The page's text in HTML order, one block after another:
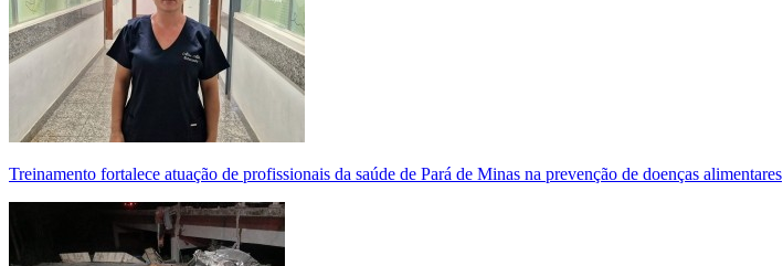
Treinamento fortalece atuação de profissionais da saúde de Pará de Minas na prevenção de doenças alimentares